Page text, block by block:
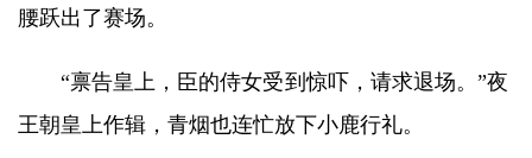
腰跃出了赛场。
“禀告皇上，臣的侍女受到惊吓，请求退场。”夜
王朝皇上作辑，青烟也连忙放下小鹿行礼。